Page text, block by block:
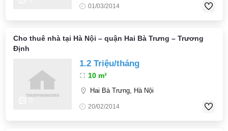
01/03/2014
Cho thuê nhà tại Hà Nội – quận Hai Bà Trưng – Trương
Định
1.2 Triệu/tháng
10 m²
Hai Bà Trưng, Hà Nội
20/02/2014